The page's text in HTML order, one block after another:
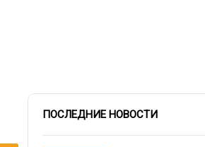
ПОСЛЕДНИЕ НОВОСТИ